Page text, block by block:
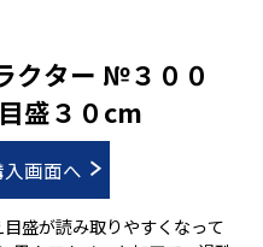
クター №３００
盛３０cm
画面へ
盛が読み取りやすくなって